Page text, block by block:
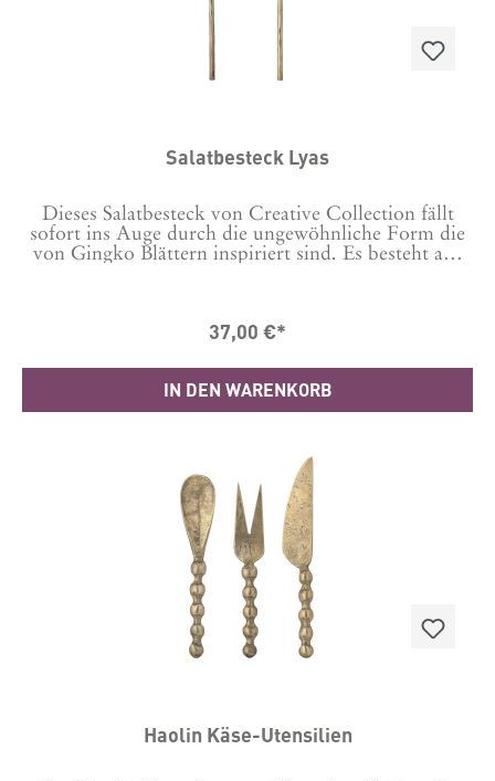
Salatbesteck Lyas
Dieses Salatbesteck von Creative Collection fällt
sofort ins Auge durch die ungewöhnliche Form die
von Gingko Blättern inspiriert sind. Es besteht aus
Ginkgo-Blatt förmigen Schaufeln sitzen auf langen,
Charme.Maße: L32xW4 cmMaterial: 100% Eisen
37,00 €*
IN DEN WARENKORB
Haolin Käse-Utensilien